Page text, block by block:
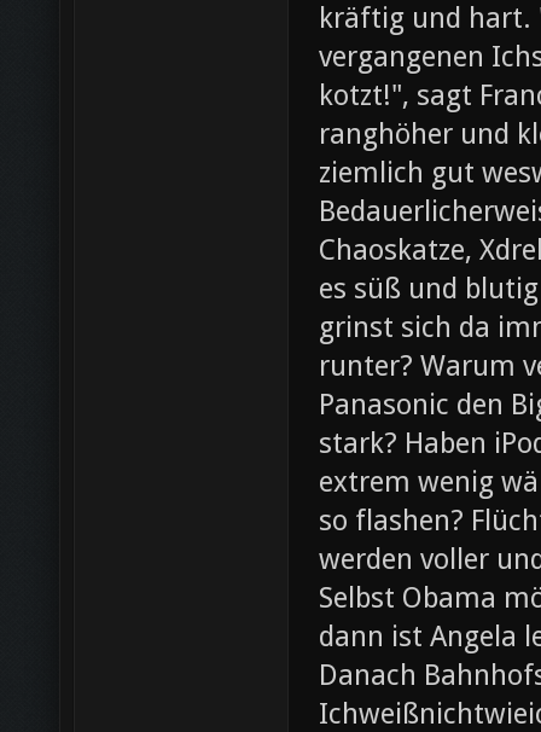
kräftig und hart.
vergangenen
kotzt!", sagt
ranghöher und
ziemlich gut
Chaoskatze,
es süß und
grinst sich da
runter? Warum
Panasonic den
stark? Haben
extrem wenig
so flashen?
werden voller
Selbst Obama
dann ist Angela
Danach